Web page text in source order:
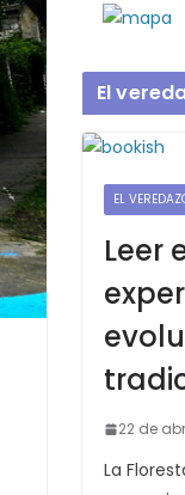
El
EL
Leer
22 de
La